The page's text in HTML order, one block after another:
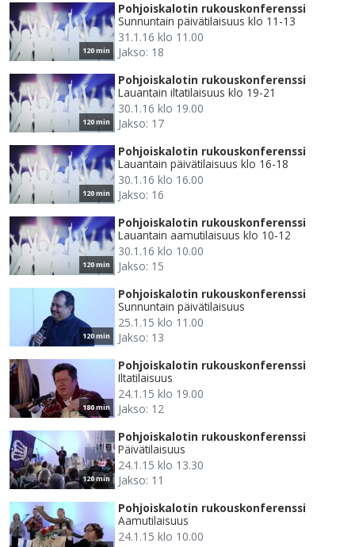
120 min
Pohjoiskalotin rukouskonferenssi
Sunnuntain päivätilaisuus klo 11-13
31.1.16 klo 11.00
Jakso: 18
120 min
Pohjoiskalotin rukouskonferenssi
Lauantain iltatilaisuus klo 19-21
30.1.16 klo 19.00
Jakso: 17
120 min
Pohjoiskalotin rukouskonferenssi
Lauantain päivätilaisuus klo 16-18
30.1.16 klo 16.00
Jakso: 16
120 min
Pohjoiskalotin rukouskonferenssi
Lauantain aamutilaisuus klo 10-12
30.1.16 klo 10.00
Jakso: 15
120 min
Pohjoiskalotin rukouskonferenssi
Sunnuntain päivätilaisuus
25.1.15 klo 11.00
Jakso: 13
180 min
Pohjoiskalotin rukouskonferenssi
Iltatilaisuus
24.1.15 klo 19.00
Jakso: 12
120 min
Pohjoiskalotin rukouskonferenssi
Päivätilaisuus
24.1.15 klo 13.30
Jakso: 11
Pohjoiskalotin rukouskonferenssi
Aamutilaisuus
24.1.15 klo 10.00